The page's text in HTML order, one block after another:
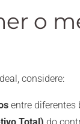
o
considere:
entre diferentes